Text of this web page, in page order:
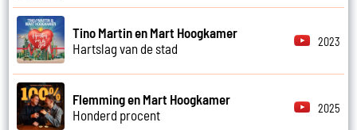
Tino Martin en Mart Hoogkamer
Hartslag van de stad
2023
Flemming en Mart Hoogkamer
Honderd procent
2025